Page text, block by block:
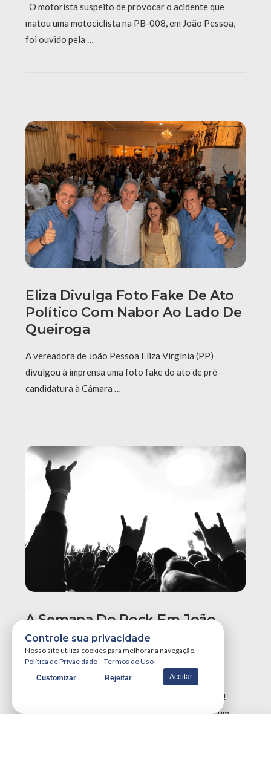
O motorista suspeito de provocar o acidente que
matou uma motociclista na PB-008, em João Pessoa,
foi ouvido pela …
Eliza Divulga Foto Fake De Ato
Político Com Nabor Ao Lado De
Queiroga
A vereadora de João Pessoa Eliza Virgínia (PP)
divulgou à imprensa uma foto fake do ato de pré-
candidatura à Câmara …
A Semana Do Rock Em João
Pessoa Promete Um Dos
Maiores Finais De Semana Do
A Semana do Rock em João Pessoa tá destruidora!
Simplesmente teremos três grandes eventos em um
Controle sua privacidade
Nosso site utiliza cookies para melhorar a navegação.
Política de Privacidade – Termos de Uso
Customizar Rejeitar Aceitar